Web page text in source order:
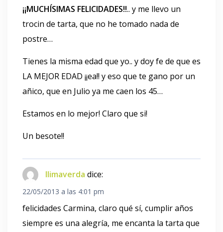
¡¡MUCHÍSIMAS FELICIDADES!!.. y me llevo un
trocin de tarta, que no he tomado nada de
postre…
Tienes la misma edad que yo.. y doy fe de que es
LA MEJOR EDAD ¡¡ea!! y eso que te gano por un
añico, que en Julio ya me caen los 45…
Estamos en lo mejor! Claro que si!
Un besote!!
llimaverda dice:
22/05/2013 a las 4:01 pm
felicidades Carmina, claro qué sí, cumplir años
siempre es una alegría, me encanta la tarta que